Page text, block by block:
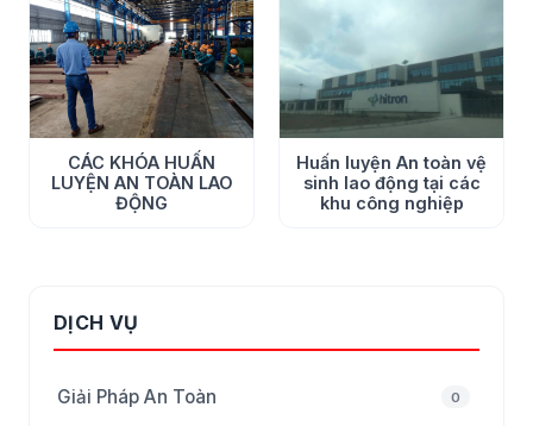
động: 3,500,000 đ/hv
- Đối tượng khác đủ điều kiện và có nhu cầu tham gia lớp
huấn luyện: 4,500,000 đ/hv
Chi phí trên đã bao gồm thuế, chi phí tài liệu, văn phòng
phẩm, sát hạch lý thuyết, sát hạch thực hành và chứng
nhận giảng viên.
CÁC KHÓA HUẤN
LUYỆN AN TOÀN LAO
ĐỘNG
Huấn luyện An toàn vệ
sinh lao động tại các
khu công nghiệp
DỊCH VỤ
Giải Pháp An Toàn 0